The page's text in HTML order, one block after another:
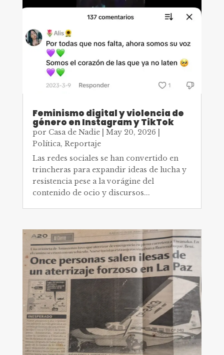
Feminismo digital y violencia de
género en Instagram y TikTok
por Casa de Nadie| May 20, 2026
Política, Reportaje
Las redes sociales se han convertido en
trincheras para expandir ideas de lucha y
resistencia pese a la vorágine del
contenido de ocio y discursos...